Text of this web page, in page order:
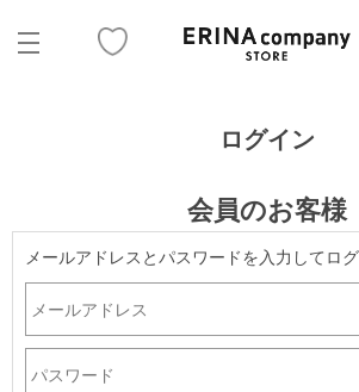
ログイン
会員のお客様
メールアドレスとパスワードを入力してロ